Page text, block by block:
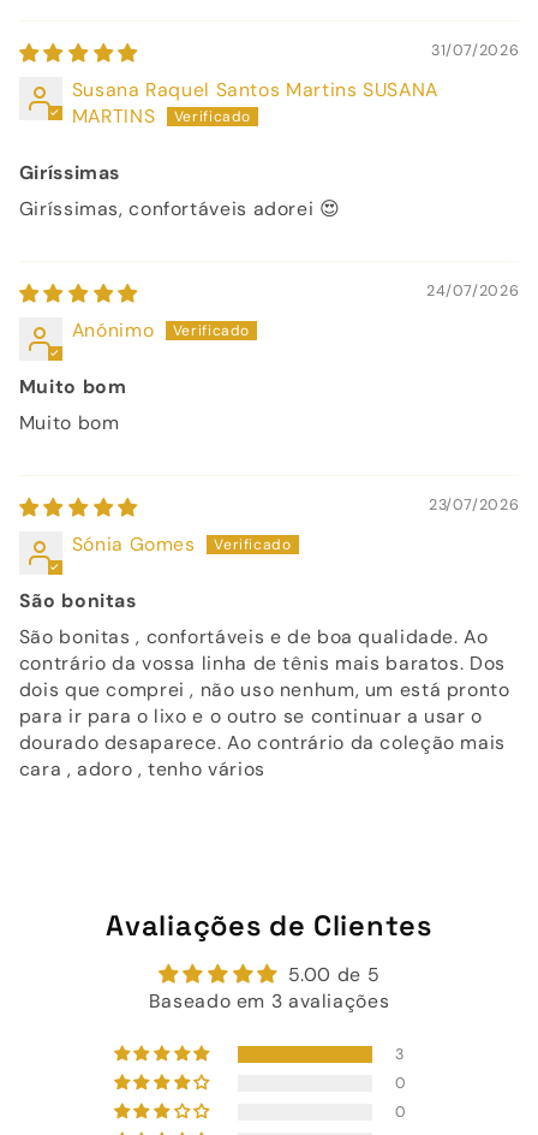
31/07/2026
Susana Raquel Santos Martins SUSANA
MARTINS
Giríssimas
Giríssimas, confortáveis adorei 😍
24/07/2026
Anónimo
Muito bom
Muito bom
23/07/2026
Sónia Gomes
São bonitas
São bonitas , confortáveis e de boa qualidade. Ao
contrário da vossa linha de tênis mais baratos. Dos
dois que comprei , não uso nenhum, um está pronto
para ir para o lixo e o outro se continuar a usar o
dourado desaparece. Ao contrário da coleção mais
cara , adoro , tenho vários
Avaliações de Clientes
5.00 de 5
Baseado em 3 avaliações
3
0
0